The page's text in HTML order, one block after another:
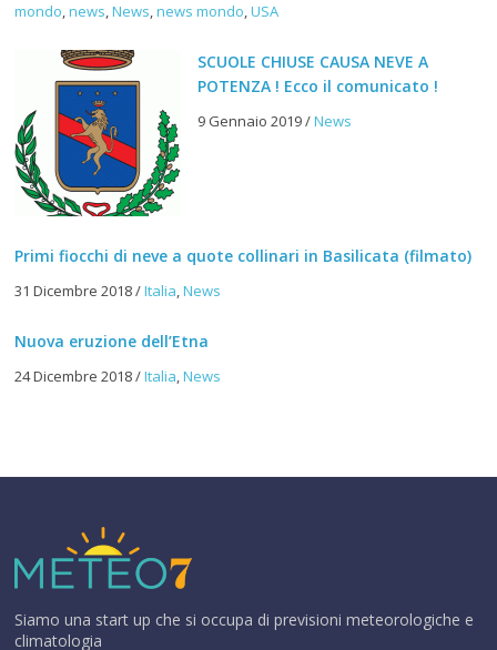
mondo,news,News,news mondo,USA
SCUOLE CHIUSE CAUSA NEVE A
POTENZA ! Ecco il comunicato !
9 Gennaio 2019/News
Primi fiocchi di neve a quote collinari in Basilicata (filmato)
31 Dicembre 2018/Italia,News
Nuova eruzione dell’Etna
24 Dicembre 2018/Italia,News
Siamo una start up che si occupa di previsioni meteorologiche e
climatologia